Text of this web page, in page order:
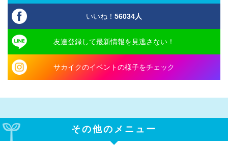
いいね！ 56034人
友達登録して最新情報を見逃さない！
サカイクのイベントの様子をチェック
その他のメニュー